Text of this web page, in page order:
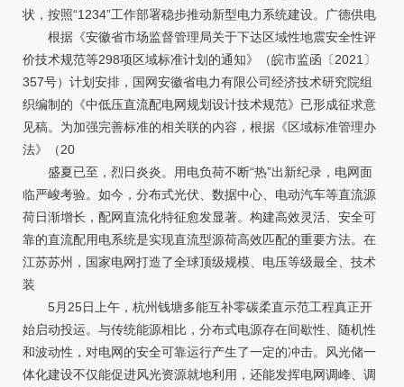
状，按照“1234”工作部署稳步推动新型电力系统建设。广德供电
根据《安徽省市场监督管理局关于下达区域性地震安全性评
价技术规范等298项区域标准计划的通知》（皖市监函〔2021〕
357号）计划安排，国网安徽省电力有限公司经济技术研究院组
织编制的《中低压直流配电网规划设计技术规范》已形成征求意
见稿。为加强完善标准的相关联的内容，根据《区域标准管理办
法》（20
盛夏已至，烈日炎炎。用电负荷不断“热”出新纪录，电网面
临严峻考验。如今，分布式光伏、数据中心、电动汽车等直流源
荷日渐增长，配网直流化特征愈发显著。构建高效灵活、安全可
靠的直流配用电系统是实现直流型源荷高效匹配的重要方法。在
江苏苏州，国家电网打造了全球顶级规模、电压等级最全、技术
装
5月25日上午，杭州钱塘多能互补零碳柔直示范工程真正开
始启动投运。与传统能源相比，分布式电源存在间歇性、随机性
和波动性，对电网的安全可靠运行产生了一定的冲击。风光储一
体化建设不仅能促进风光资源就地利用，还能发挥电网调峰、调